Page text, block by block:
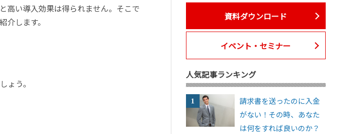
高い導入効果は得られません。そこで
します。
ょう。
資料ダウンロード
イベント・セミナー
人気記事ランキング
請求書を送ったのに入金
がない！その時、あなた
は何をすれば良いのか？